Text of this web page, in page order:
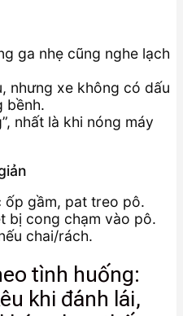
ga nhẹ cũng nghe lạch
nhưng xe không có dấu
bềnh.
nhất là khi nóng máy
ốp gầm, pat treo pô.
bị cong chạm vào pô.
chai/rách.
tình huống:
khi đánh lái,